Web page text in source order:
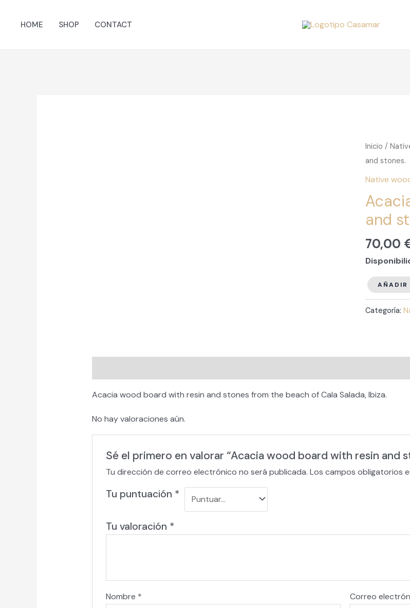
HOME SHOP CONTACT
Inicio /
and stones.
Native
and
70,00
Acacia
wood
board
and
AÑADIR
Categoría:
Acacia wood board with resin and stones from the beach of Cala Salada, Ibiza.
No hay valoraciones aún.
Sé el primero en valorar “Acacia wood board with resin and
Tu dirección de correo electrónico no será publicada. Los campos obligatorios
Tu puntuación *
Tu valoración *
Nombre * Correo